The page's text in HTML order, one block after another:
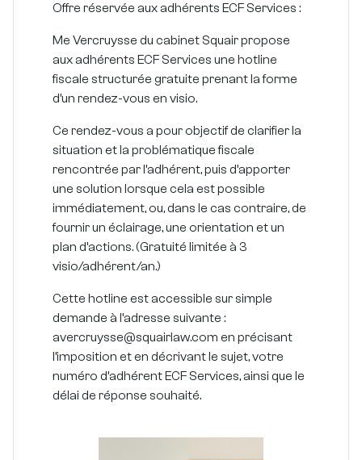
Offre réservée aux adhérents ECF Services :
Me Vercruysse du cabinet Squair propose
aux adhérents ECF Services une hotline
fiscale structurée gratuite prenant la forme
d’un rendez-vous en visio.
Ce rendez-vous a pour objectif de clarifier la
situation et la problématique fiscale
rencontrée par l’adhérent, puis d’apporter
une solution lorsque cela est possible
immédiatement, ou, dans le cas contraire, de
fournir un éclairage, une orientation et un
plan d’actions. (Gratuité limitée à 3
visio/adhérent/an.)
Cette hotline est accessible sur simple
demande à l’adresse suivante :
avercruysse@squairlaw.com en précisant
l’imposition et en décrivant le sujet, votre
numéro d’adhérent ECF Services, ainsi que le
délai de réponse souhaité.